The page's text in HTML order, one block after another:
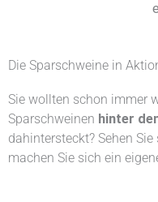
Die Sparschweine in
Sie wollten schon immer
Sparschweinen hinter
dahintersteckt? Sehen
machen Sie sich ein